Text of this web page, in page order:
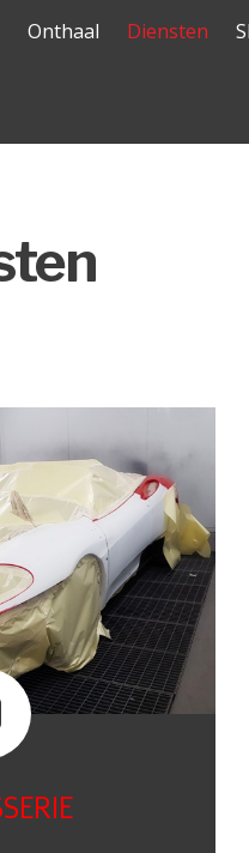
Onthaal Diensten